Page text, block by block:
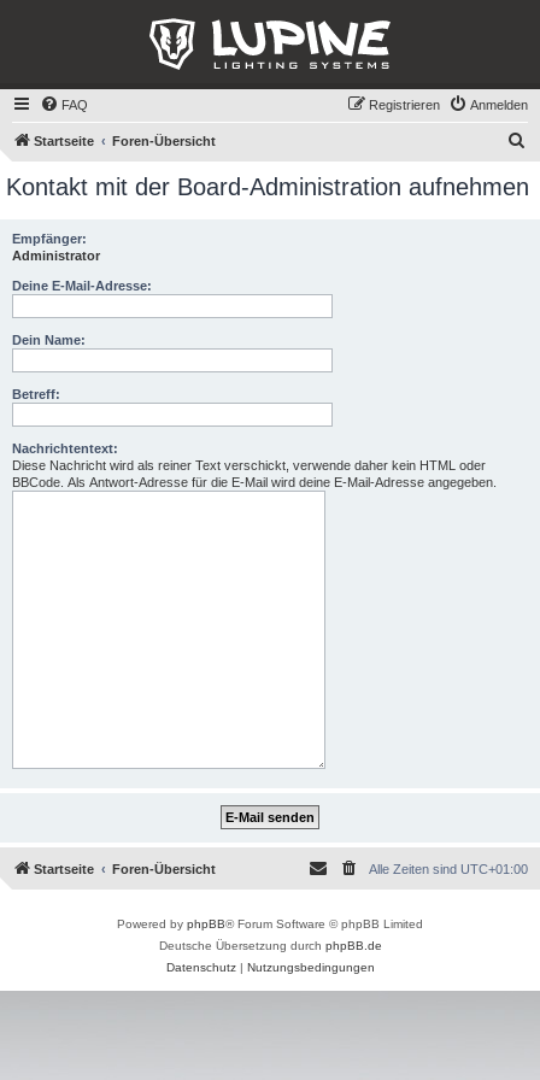
FAQ Anmelden
Registrieren
Startseite Foren-Übersicht
c
Kontakt mit der Board-Administration aufnehmen
Empfänger:
Administrator
Deine E-Mail-Adresse:
Dein Name:
Betreff:
Nachrichtentext:
Diese Nachricht wird als reiner Text verschickt, verwende daher kein HTML oder
BBCode. Als Antwort-Adresse für die E-Mail wird deine E-Mail-Adresse angegeben.
Startseite Foren-Übersicht Alle Zeiten sind UTC+01:00
Powered by phpBB® Forum Software © phpBB Limited
Deutsche Übersetzung durch phpBB.de
Datenschutz| Nutzungsbedingungen